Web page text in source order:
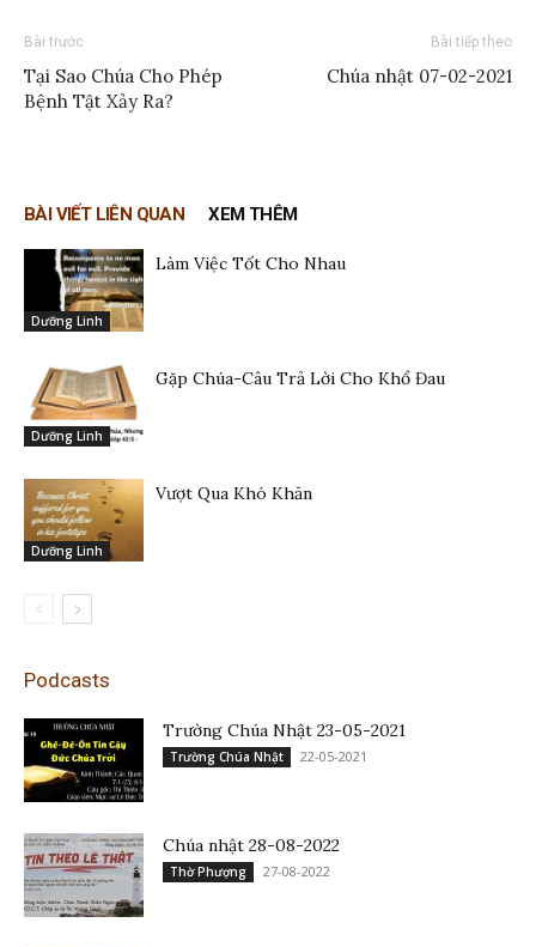
Bài trước
Tại Sao Chúa Cho Phép
Bệnh Tật Xảy Ra?
Bài tiếp theo
Chúa nhật 07-02-2021
BÀI VIẾT LIÊN QUAN XEM THÊM
Dưỡng Linh
Làm Việc Tốt Cho Nhau
Dưỡng Linh
Gặp Chúa-Câu Trả Lời Cho Khổ Đau
Dưỡng Linh
Vượt Qua Khó Khăn
Podcasts
Trường Chúa Nhật 23-05-2021
Trường Chúa Nhật 22-05-2021
Chúa nhật 28-08-2022
Thờ Phượng 27-08-2022